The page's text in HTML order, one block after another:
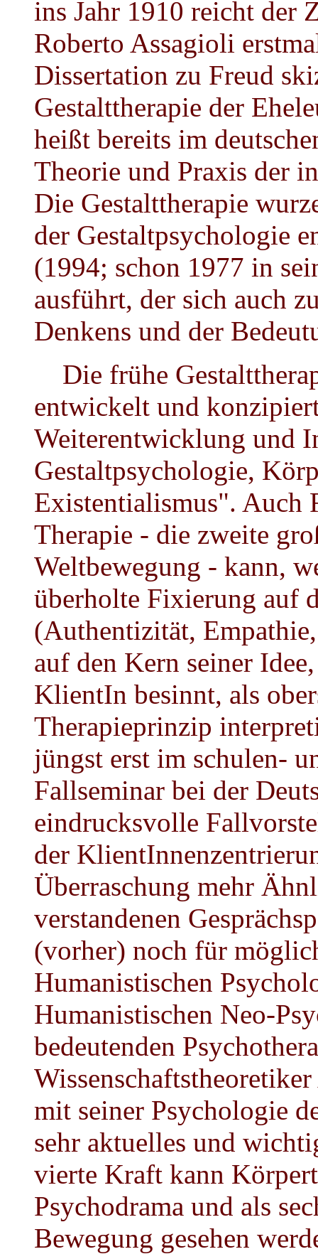
ins Jahr 1910 reicht der
Roberto Assagioli
Dissertation zu Freud
Gestalttherapie der
heißt bereits im
Theorie und Praxis der
Die Gestalttherapie
der Gestaltpsychologie
(1994; schon 1977 in
ausführt, der sich auch
Denkens und der
Die frühe
entwickelt und
Weiterentwicklung und
Gestaltpsychologie,
Existentialismus". Auch
Therapie - die zweite
Weltbewegung - kann,
überholte Fixierung auf
(Authentizität,
auf den Kern seiner
KlientIn besinnt, als
Therapieprinzip
jüngst erst im schulen-
Fallseminar bei der
eindrucksvolle
der
Überraschung mehr
verstandenen
(vorher) noch für
Humanistischen
Humanistischen Neo-
bedeutenden
mit seiner Psychologie
sehr aktuelles und
vierte Kraft kann
Psychodrama und als
Bewegung gesehen